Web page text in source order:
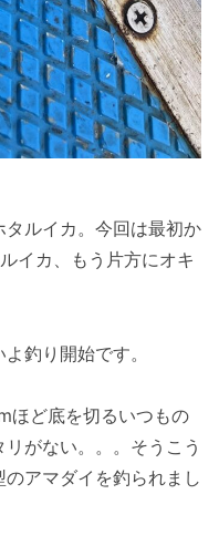
ルイカ。今回は最初か
イカ、もう片方にオキ
釣り開始です。
ほど底を切るいつもの
がない。。。そうこう
アマダイを釣られまし